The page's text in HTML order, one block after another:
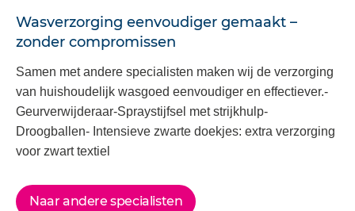
Wasverzorging eenvoudiger gemaakt –
zonder compromissen
Samen met andere specialisten maken wij de verzorging
van huishoudelijk wasgoed eenvoudiger en effectiever.-
Geurverwijderaar-Spraystijfsel met strijkhulp-
Droogballen- Intensieve zwarte doekjes: extra verzorging
voor zwart textiel
Naar andere specialisten